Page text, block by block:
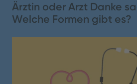
Ärztin oder Arzt Danke
Welche Formen gibt es?